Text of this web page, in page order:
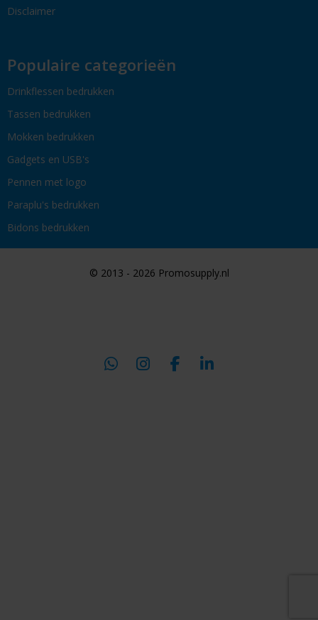
Disclaimer
Populaire categorieën
Drinkflessen bedrukken
Tassen bedrukken
Mokken bedrukken
Gadgets en USB's
Pennen met logo
Paraplu's bedrukken
Bidons bedrukken
© 2013 - 2026 Promosupply.nl